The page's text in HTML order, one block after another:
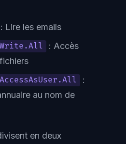
: Lire les emails
: Accès
:
au nom de
en deux